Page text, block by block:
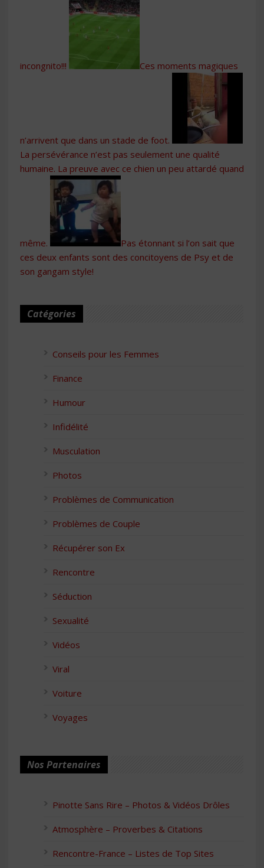
incongnito!!! Ces moments magiques
n’arrivent que dans un stade de foot.
La persévérance n’est pas seulement une qualité
humaine. La preuve avec ce chien un peu attardé quand
même.
Pas étonnant si l’on sait que
ces deux enfants sont des concitoyens de Psy et de
son gangam style!
Catégories
Conseils pour les Femmes
Finance
Humour
Infidélité
Musculation
Photos
Problèmes de Communication
Problèmes de Couple
Récupérer son Ex
Rencontre
Séduction
Sexualité
Vidéos
Viral
Voiture
Voyages
Nos Partenaires
Pinotte Sans Rire – Photos & Vidéos Drôles
Atmosphère – Proverbes & Citations
Rencontre-France – Listes de Top Sites